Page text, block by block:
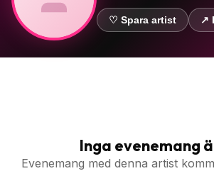
♡ Spara artist ↗
Inga evenemang
Evenemang med denna artist